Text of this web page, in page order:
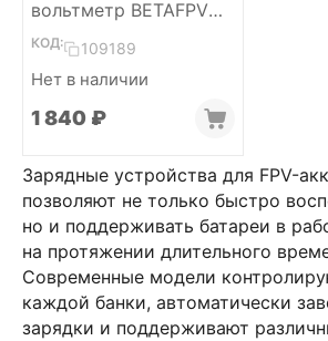
Зарядные устройства для FPV-
позволяют не только быстро
но и поддерживать батареи в
на протяжении длительного
Современные модели
каждой банки, автоматически
зарядки и поддерживают
вольтметр BETAFPV
XH2.54 (with cable)
КОД: 109189
Нет в наличии
1 840 ₽